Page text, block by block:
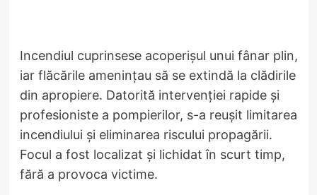
Incendiul cuprinsese acoperișul unui fânar plin,
iar flăcările amenințau să se extindă la clădirile
din apropiere. Datorită intervenției rapide și
profesioniste a pompierilor, s-a reușit limitarea
incendiului și eliminarea riscului propagării.
Focul a fost localizat și lichidat în scurt timp,
fără a provoca victime.